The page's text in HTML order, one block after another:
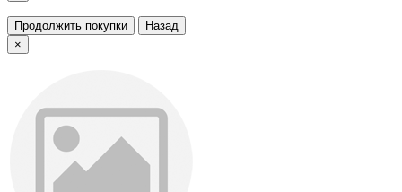
Продолжить покупки
Назад
×